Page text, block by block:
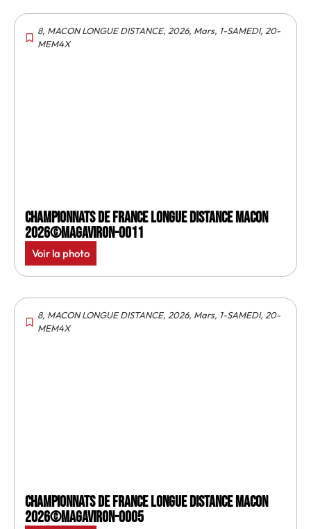
8, MACON LONGUE DISTANCE, 2026, Mars, 1-SAMEDI, 20-
MEM4X
Championnats de France longue distance Macon
2026©MagAviron-0011
Voir la photo
8, MACON LONGUE DISTANCE, 2026, Mars, 1-SAMEDI, 20-
MEM4X
Championnats de France longue distance Macon
2026©MagAviron-0005